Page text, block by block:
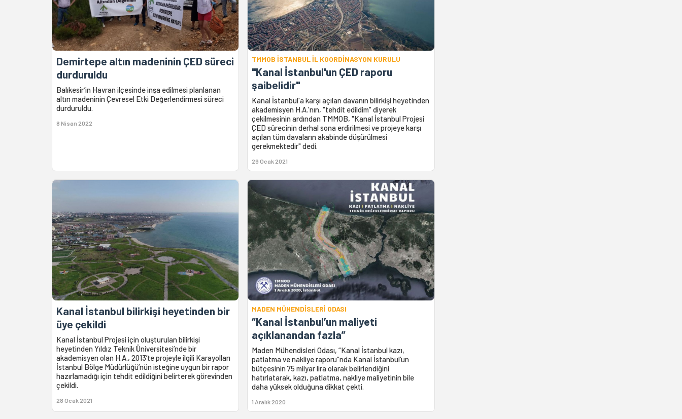
Demirtepe altın madeninin ÇED süreci
durduruldu
Balıkesir’in Havran ilçesinde inşa edilmesi planlanan
altın madeninin Çevresel Etki Değerlendirmesi süreci
durduruldu.
8 Nisan 2022
TMMOB İSTANBUL İL KOORDİNASYON KURULU
"Kanal İstanbul'un ÇED raporu
şaibelidir"
Kanal İstanbul'a karşı açılan davanın bilirkişi heyetinden
akademisyen H.A.'nın, "tehdit edildim" diyerek
çekilmesinin ardından TMMOB, "Kanal İstanbul Projesi
ÇED sürecinin derhal sona erdirilmesi ve projeye karşı
açılan tüm davaların akabinde düşürülmesi
gerekmektedir" dedi.
29 Ocak 2021
Kanal İstanbul bilirkişi heyetinden bir
üye çekildi
Kanal İstanbul Projesi için oluşturulan bilirkişi
heyetinden Yıldız Teknik Üniversitesi’nde bir
akademisyen olan H.A., 2013’te projeyle ilgili Karayolları
İstanbul Bölge Müdürlüğü’nün isteğine uygun bir rapor
hazırlamadığı için tehdit edildiğini belirterek görevinden
çekildi.
28 Ocak 2021
MADEN MÜHENDİSLERİ ODASI
“Kanal İstanbul’un maliyeti
açıklanandan fazla”
Maden Mühendisleri Odası, “Kanal İstanbul kazı,
patlatma ve nakliye raporu”nda Kanal İstanbul’un
bütçesinin 75 milyar lira olarak belirlendiğini
hatırlatarak, kazı, patlatma, nakliye maliyetinin bile
daha yüksek olduğuna dikkat çekti.
1 Aralık 2020